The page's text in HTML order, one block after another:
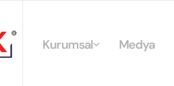
Kurumsal Medya